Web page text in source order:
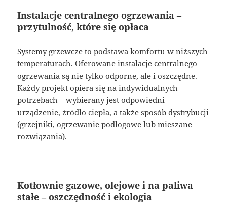
Instalacje centralnego ogrzewania –
przytulność, które się opłaca
Systemy grzewcze to podstawa komfortu w niższych
temperaturach. Oferowane instalacje centralnego
ogrzewania są nie tylko odporne, ale i oszczędne.
Każdy projekt opiera się na indywidualnych
potrzebach – wybierany jest odpowiedni
urządzenie, źródło ciepła, a także sposób dystrybucji
(grzejniki, ogrzewanie podłogowe lub mieszane
rozwiązania).
Kotłownie gazowe, olejowe i na paliwa
stałe – oszczędność i ekologia